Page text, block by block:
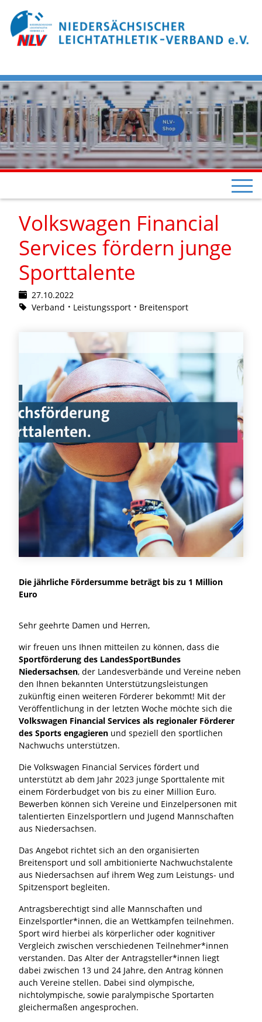
Volkswagen Financial
Services fördern junge
Sporttalente
27.10.2022
Verband
Leistungssport Breitensport
Die jährliche Fördersumme beträgt bis zu 1 Million
Euro
Sehr geehrte Damen und Herren,
wir freuen uns Ihnen mitteilen zu können, dass die
Sportförderung des LandesSportBundes
Niedersachsen, der Landesverbände und Vereine neben
den Ihnen bekannten Unterstützungsleistungen
zukünftig einen weiteren Förderer bekommt! Mit der
Veröffentlichung in der letzten Woche möchte sich die
Volkswagen Financial Services als regionaler Förderer
des Sports engagieren und speziell den sportlichen
Nachwuchs unterstützen.
Die Volkswagen Financial Services fördert und
unterstützt ab dem Jahr 2023 junge Sporttalente mit
einem Förderbudget von bis zu einer Million Euro.
Bewerben können sich Vereine und Einzelpersonen mit
talentierten Einzelsportlern und Jugend Mannschaften
aus Niedersachsen.
Das Angebot richtet sich an den organisierten
Breitensport und soll ambitionierte Nachwuchstalente
aus Niedersachsen auf ihrem Weg zum Leistungs- und
Spitzensport begleiten.
Antragsberechtigt sind alle Mannschaften und
Einzelsportler*innen, die an Wettkämpfen teilnehmen.
Sport wird hierbei als körperlicher oder kognitiver
Vergleich zwischen verschiedenen Teilnehmer*innen
verstanden. Das Alter der Antragsteller*innen liegt
dabei zwischen 13 und 24 Jahre, den Antrag können
auch Vereine stellen. Dabei sind olympische,
nichtolympische, sowie paralympische Sportarten
gleichermaßen angesprochen.